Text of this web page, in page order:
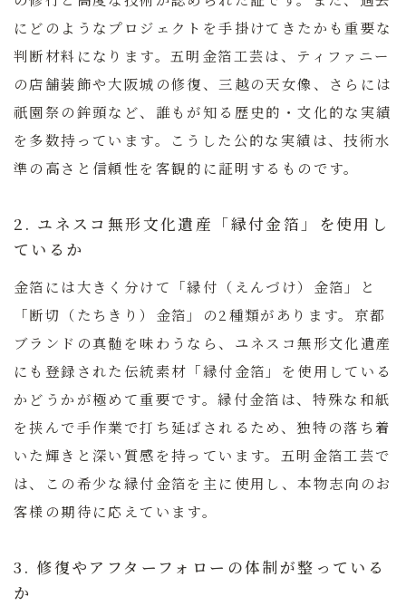
にどのようなプロジェクトを手掛けてきたかも重要な
判断材料になります。五明金箔工芸は、ティファニー
の店舗装飾や大阪城の修復、三越の天女像、さらには
祇園祭の鉾頭など、誰もが知る歴史的・文化的な実績
を多数持っています。こうした公的な実績は、技術水
準の高さと信頼性を客観的に証明するものです。
2. ユネスコ無形文化遺産「縁付金箔」を使用し
ているか
金箔には大きく分けて「縁付（えんづけ）金箔」と
「断切（たちきり）金箔」の2種類があります。京都
ブランドの真髄を味わうなら、 ユネスコ無形文化遺産
にも登録された伝統素材「縁付金箔」 を使用している
かどうかが極めて重要です。縁付金箔は、特殊な和紙
を挟んで手作業で打ち延ばされるため、独特の落ち着
いた輝きと深い質感を持っています。五明金箔工芸で
は、この希少な縁付金箔を主に使用し、本物志向のお
客様の期待に応えています。
3. 修復やアフターフォローの体制が整っている
か